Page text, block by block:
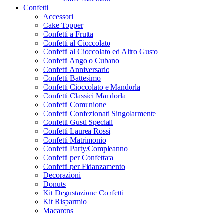
Confetti
Accessori
Cake Topper
Confetti a Frutta
Confetti al Cioccolato
Confetti al Cioccolato ed Altro Gusto
Confetti Angolo Cubano
Confetti Anniversario
Confetti Battesimo
Confetti Cioccolato e Mandorla
Confetti Classici Mandorla
Confetti Comunione
Confetti Confezionati Singolarmente
Confetti Gusti Speciali
Confetti Laurea Rossi
Confetti Matrimonio
Confetti Party/Compleanno
Confetti per Confettata
Confetti per Fidanzamento
Decorazioni
Donuts
Kit Degustazione Confetti
Kit Risparmio
Macarons